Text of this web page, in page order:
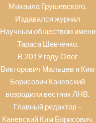
Михаила Грушевского.
Издавался журнал
Научным обществом имени
Тараса Шевченко.
В 2019 году Олег
Викторович Мальцев и Ким
Борисович Каневский
возродили вестник ЛНВ.
Главный редактор –
Каневский Ким Борисович.